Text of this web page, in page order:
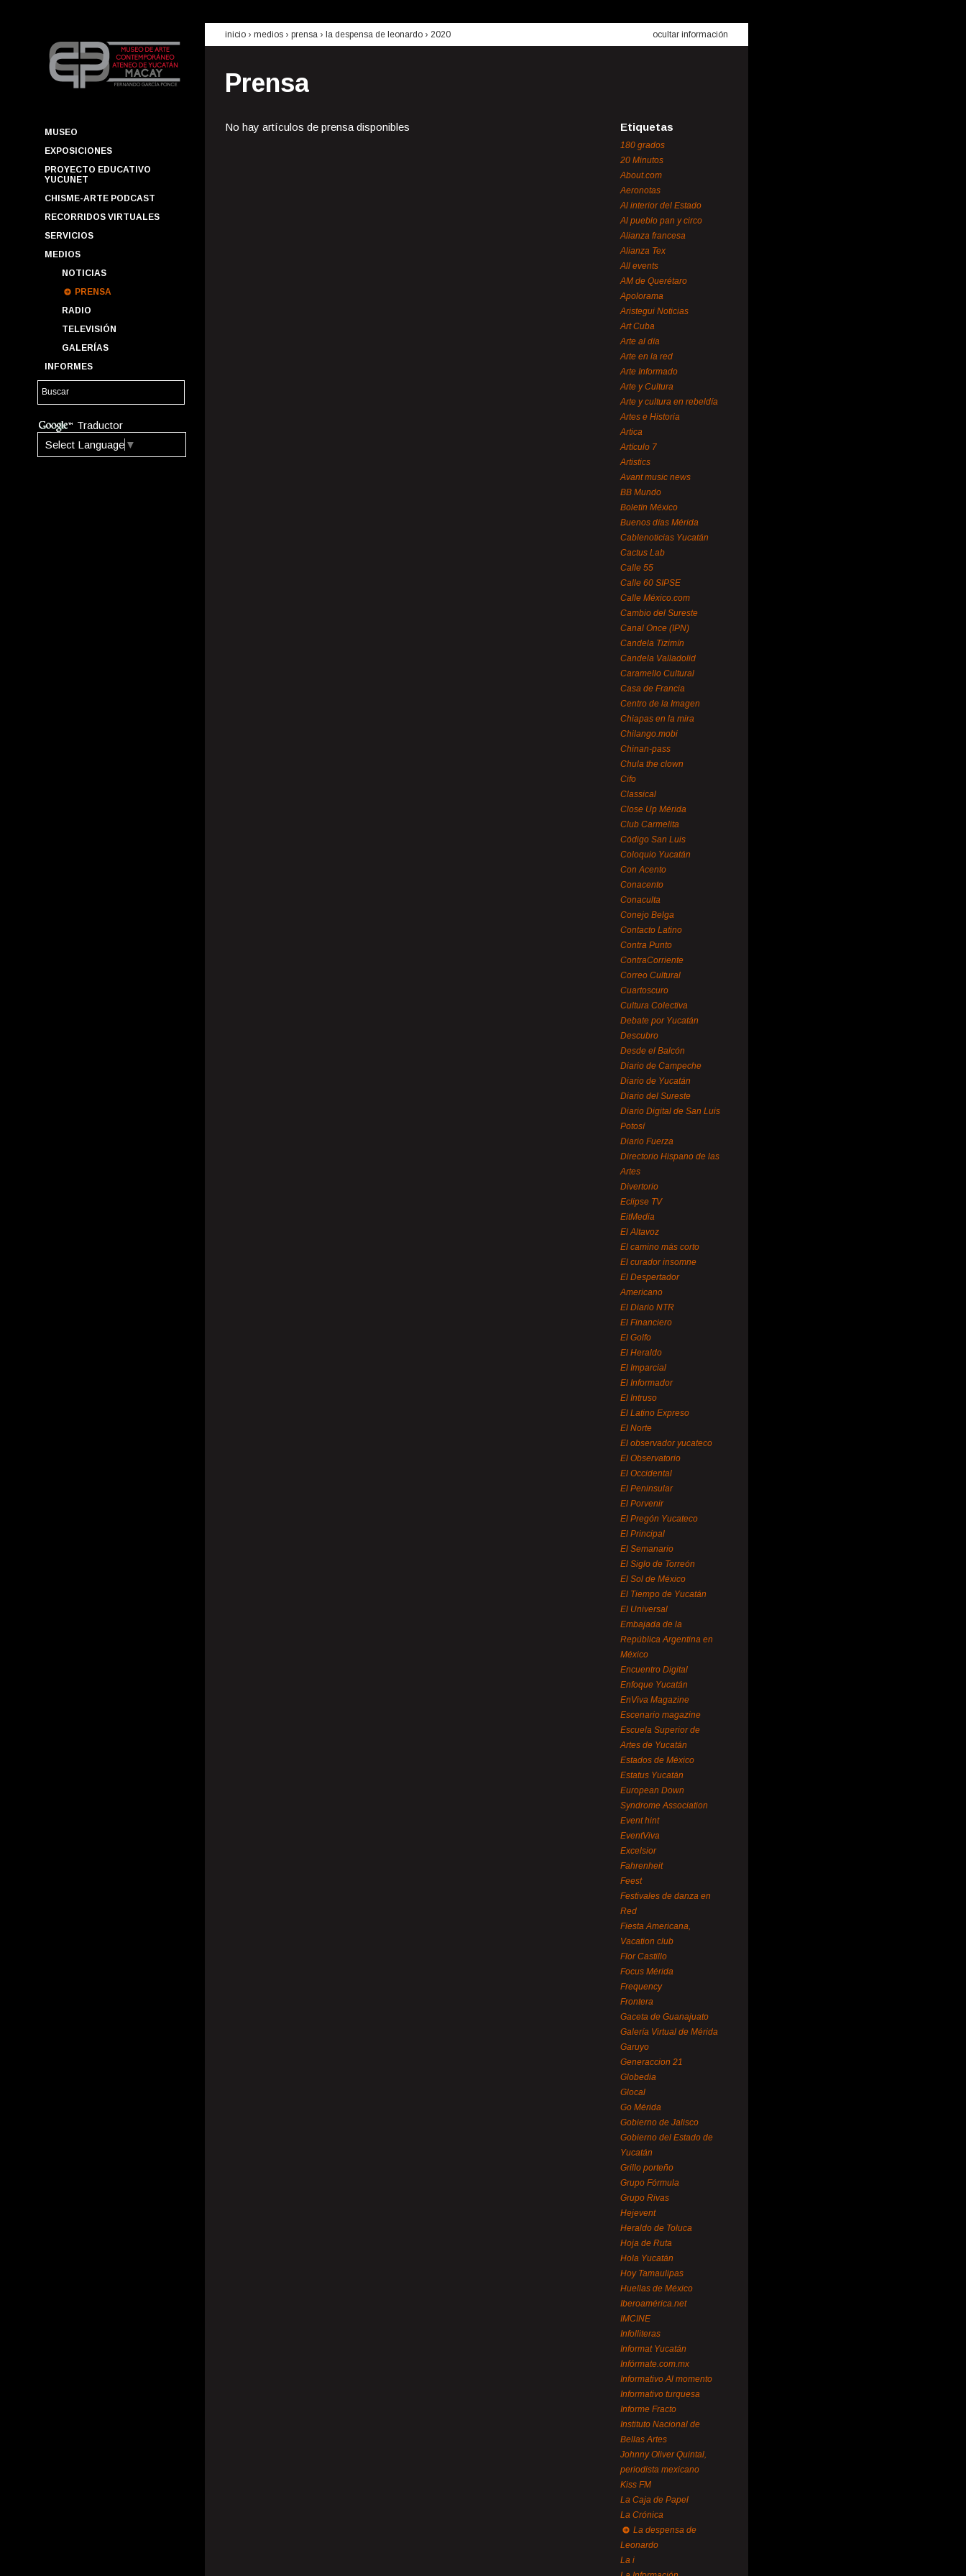
MUSEO
EXPOSICIONES
PROYECTO EDUCATIVO
YUCUNET
CHISME-ARTE PODCAST
RECORRIDOS VIRTUALES
SERVICIOS
MEDIOS
NOTICIAS
PRENSA
RADIO
TELEVISIÓN
GALERÍAS
INFORMES
Traductor
Select Language ▼
inicio › medios › prensa › la despensa de leonardo › 2020 ocultar información
Prensa
No hay artículos de prensa disponibles Etiquetas
180 grados
20 Minutos
About.com
Aeronotas
Al interior del Estado
Al pueblo pan y circo
Alianza francesa
Alianza Tex
All events
AM de Querétaro
Apolorama
Aristegui Noticias
Art Cuba
Arte al día
Arte en la red
Arte Informado
Arte y Cultura
Arte y cultura en rebeldía
Artes e Historia
Artica
Artículo 7
Artistics
Avant music news
BB Mundo
Boletín México
Buenos días Mérida
Cablenoticias Yucatán
Cactus Lab
Calle 55
Calle 60 SIPSE
Calle México.com
Cambio del Sureste
Canal Once (IPN)
Candela Tizimín
Candela Valladolid
Caramello Cultural
Casa de Francia
Centro de la Imagen
Chiapas en la mira
Chilango.mobi
Chinan-pass
Chula the clown
Cifo
Classical
Close Up Mérida
Club Carmelita
Código San Luis
Coloquio Yucatán
Con Acento
Conacento
Conaculta
Conejo Belga
Contacto Latino
Contra Punto
ContraCorriente
Correo Cultural
Cuartoscuro
Cultura Colectiva
Debate por Yucatán
Descubro
Desde el Balcón
Diario de Campeche
Diario de Yucatán
Diario del Sureste
Diario Digital de San Luis
Potosí
Diario Fuerza
Directorio Hispano de las
Artes
Divertorio
Eclipse TV
EitMedia
El Altavoz
El camino más corto
El curador insomne
El Despertador
Americano
El Diario NTR
El Financiero
El Golfo
El Heraldo
El Imparcial
El Informador
El Intruso
El Latino Expreso
El Norte
El observador yucateco
El Observatorio
El Occidental
El Peninsular
El Porvenir
El Pregón Yucateco
El Principal
El Semanario
El Siglo de Torreón
El Sol de México
El Tiempo de Yucatán
El Universal
Embajada de la
República Argentina en
México
Encuentro Digital
Enfoque Yucatán
EnViva Magazine
Escenario magazine
Escuela Superior de
Artes de Yucatán
Estados de México
Estatus Yucatán
European Down
Syndrome Association
Event hint
EventViva
Excelsior
Fahrenheit
Feest
Festivales de danza en
Red
Fiesta Americana,
Vacation club
Flor Castillo
Focus Mérida
Frequency
Frontera
Gaceta de Guanajuato
Galería Virtual de Mérida
Garuyo
Generaccion 21
Globedia
Glocal
Go Mérida
Gobierno de Jalisco
Gobierno del Estado de
Yucatán
Grillo porteño
Grupo Fórmula
Grupo Rivas
Hejevent
Heraldo de Toluca
Hoja de Ruta
Hola Yucatán
Hoy Tamaulipas
Huellas de México
Iberoamérica.net
IMCINE
Infolliteras
Informat Yucatán
Infórmate.com.mx
Informativo Al momento
Informativo turquesa
Informe Fracto
Instituto Nacional de
Bellas Artes
Johnny Oliver Quintal,
periodista mexicano
Kiss FM
La Caja de Papel
La Crónica
La despensa de
Leonardo
La i